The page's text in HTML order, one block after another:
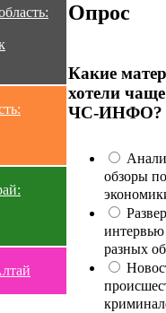
Опрос
Какие
хотели
ЧС-ИНФО?
обзоры
интервью
разных